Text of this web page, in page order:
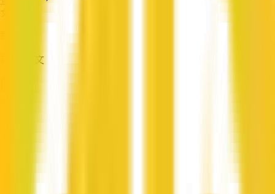
英语, 中文